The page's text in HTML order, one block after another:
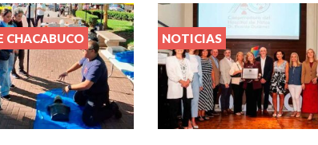
CHACABUCO NOTICIAS